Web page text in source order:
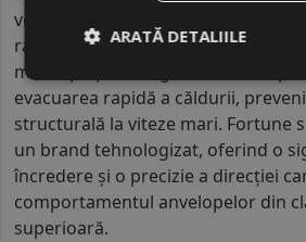
vehicule comerciale ușoare, unde
ranforsată oferă o rezistență la
media pieței. Designul lor este
evacuarea rapidă a căldurii,
structurală la viteze mari. Fortune
un brand tehnologizat, oferind o
încredere și o precizie a direcției
comportamentul anvelopelor din
superioară.
ARATĂ DETALIILE